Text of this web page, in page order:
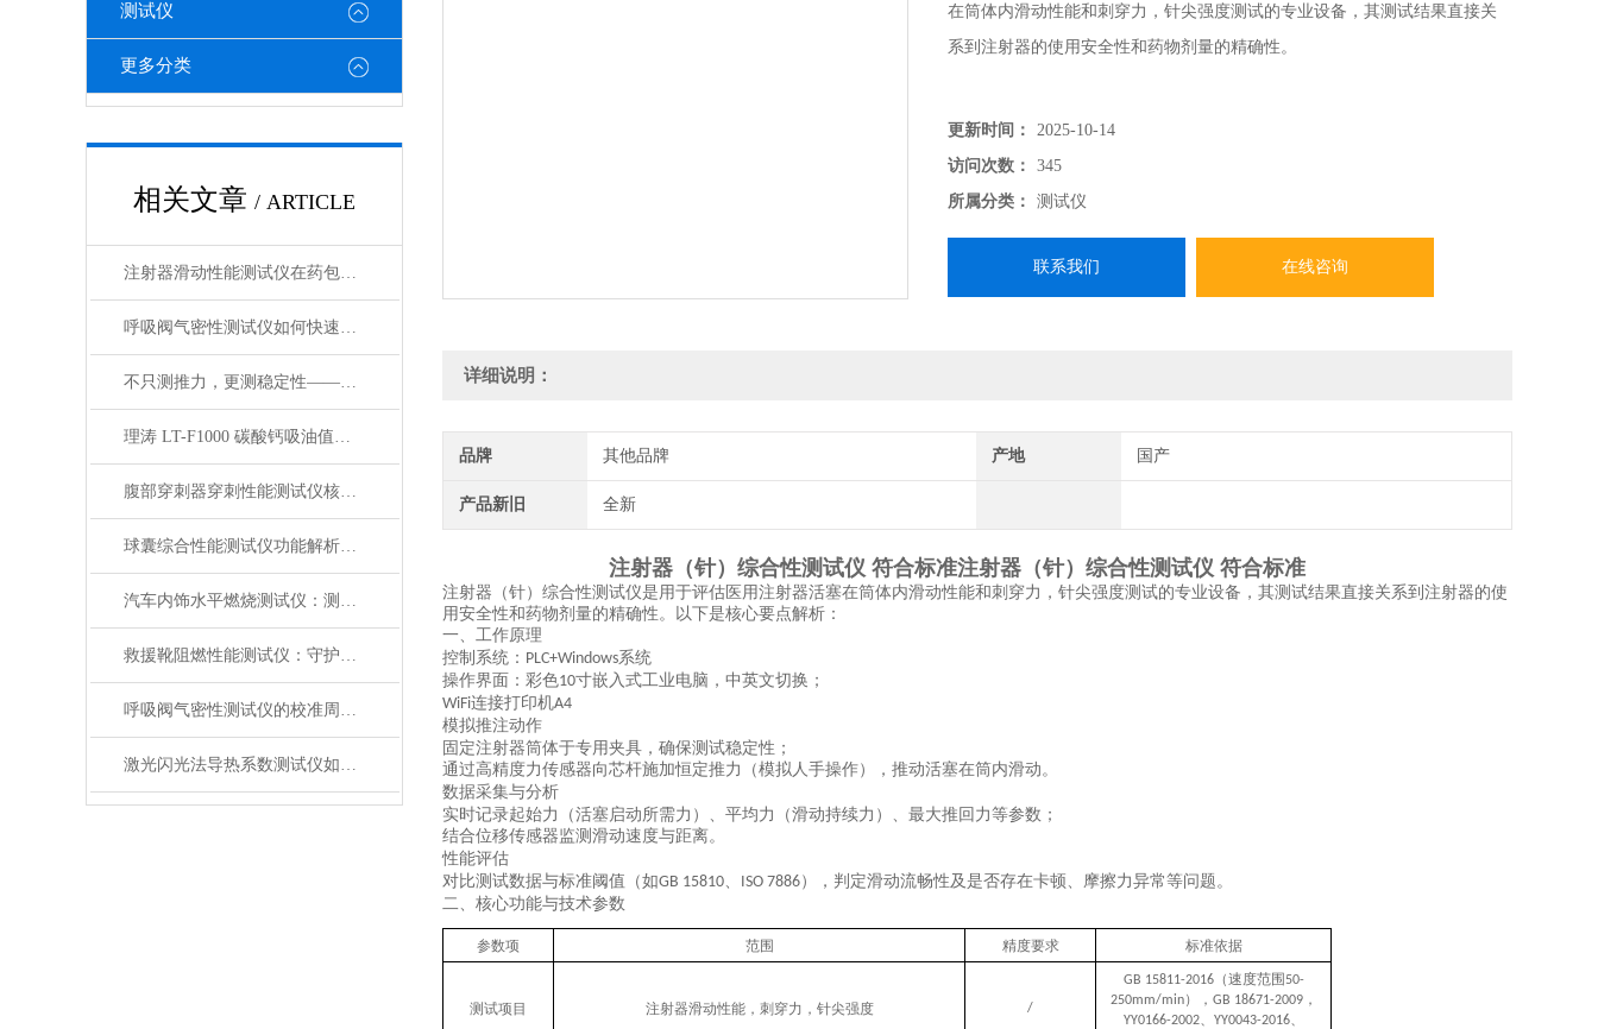
测试仪
更多分类
相关文章 / ARTICLE
注射器滑动性能测试仪在药包材检测中的应用
呼吸阀气密性测试仪如何快速判断呼吸阀是否失效？
不只测推力，更测稳定性——注射器滑动性能测试仪全面解析
理涛 LT-F1000 碳酸钙吸油值测试仪 介绍说明
腹部穿刺器穿刺性能测试仪核心测试指标：穿刺力、峰值力、穿透力解析
球囊综合性能测试仪功能解析：额定爆破压（RBP）、顺应性、疲劳强度
汽车内饰水平燃烧测试仪：测试步骤、试样制备与结果判读
救援靴阻燃性能测试仪：守护救援人员足部安全的检测装备
呼吸阀气密性测试仪的校准周期与重要性
激光闪光法导热系数测试仪如何征服极端温度下的材料测试？
在筒体内滑动性能和刺穿力，针尖强度测试的专业设备，其测试结果直接关
系到注射器的使用安全性和药物剂量的精确性。
更新时间：
2025-10-14
访问次数：
345
所属分类：
测试仪
联系我们 在线咨询
详细说明：
品牌 其他品牌 产地 国产
产品新旧 全新
注射器（针）综合性测试仪 符合标准注射器（针）综合性测试仪 符合标准
注射器（针）综合性测试仪是用于评估医用注射器活塞在筒体内滑动性能和刺穿力，针尖强度测试的专业设备，其测试结果直接关系到注射器的使
用安全性和药物剂量的精确性。以下是核心要点解析：
一、 工作原理
控制系统： PLC+Windows系统
操作界面：彩色10寸嵌入式工业电脑，中英文切换；
WiFi连接打印机A4
模拟推注动作
固定注射器筒体于专用夹具，确保测试稳定性；
通过高精度力传感器向芯杆施加恒定推力（模拟人手操作），推动活塞在筒内滑动。
数据采集与分析
实时记录起始力（活塞启动所需力）、平均力（滑动持续力）、最大推回力等参数；
结合位移传感器监测滑动速度与距离。
性能评估
对比测试数据与标准阈值（如GB 15810、 ISO 7886），判定滑动流畅性及是否存在卡顿、摩擦力异常等问题。
二、 核心功能与技术参数
参数项 范围 精度要求 标准依据
测试项目 注射器滑动性能，刺穿力，针尖强度 /
GB 15811-2016‌（速度范围50-
250mm/min）， GB 18671-2009，
YY0166-2002、 YY0043-2016、